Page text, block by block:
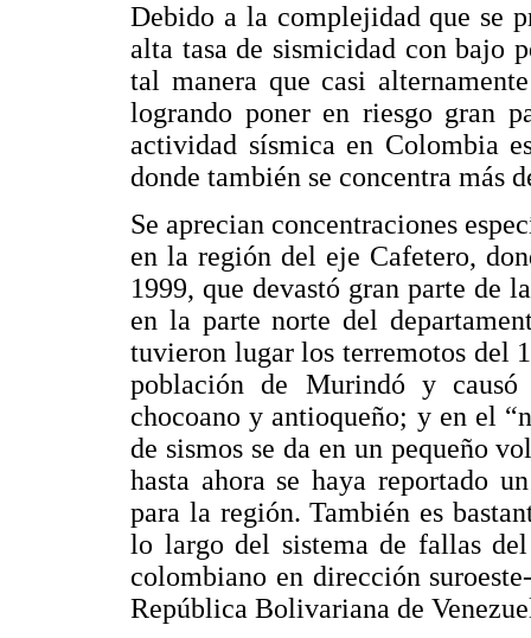
Debido a la complejidad que se
alta tasa de sismicidad con bajo
tal manera que casi
logrando poner en riesgo gran
actividad sísmica en Colombia
donde también se concentra más
Se aprecian concentraciones
en la región del eje Cafetero,
1999, que devastó gran parte de
en la parte norte del
tuvieron lugar los terremotos del
población de Murindó y
chocoano y antioqueño; y en el
de sismos se da en un pequeño
hasta ahora se haya reportado
para la región. También es
lo largo del sistema de fallas
colombiano en dirección
República Bolivariana de